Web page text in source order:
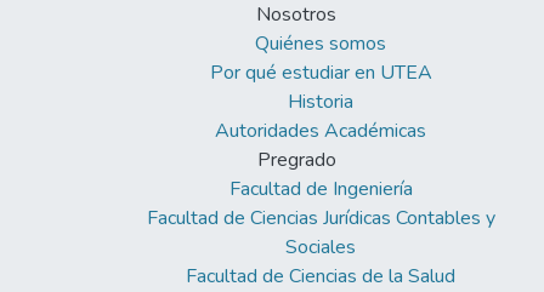
Nosotros
Quiénes somos
Por qué estudiar en UTEA
Historia
Autoridades Académicas
Pregrado
Facultad de Ingeniería
Facultad de Ciencias Jurídicas Contables y
Sociales
Facultad de Ciencias de la Salud